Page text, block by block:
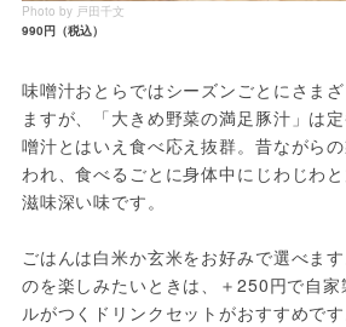
Photo by 戸田千文
990円（税込）
味噌汁おとらではシーズンごとにさま
ますが、「大きめ野菜の満足豚汁」は
噌汁とはいえ食べ応え抜群。昔ながら
われ、食べるごとに身体中にじわじわ
滋味深い味です。
ごはんは白米か玄米をお好みで選べま
のを楽しみたいときは、＋250円で自
ルがつくドリンクセットがおすすめです